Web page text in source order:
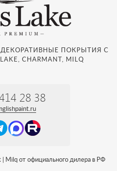
ПОКРЫТИЯ С
CHARMANT, MILQ
28 38
| Milq от официального дилера в РФ